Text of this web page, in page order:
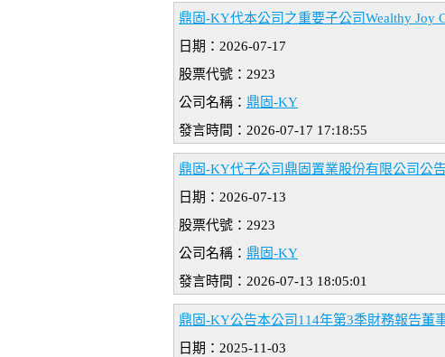
鼎固-KY代本公司之重要子公司Wealthy Joy
日期：2026-07-17
股票代號：2923
公司名稱： 鼎固-KY
發言時間：2026-07-17 17:18:55
鼎固-KY代子公司鼎固置業股份有限公司公
日期：2026-07-13
股票代號：2923
公司名稱： 鼎固-KY
發言時間：2026-07-13 18:05:01
鼎固-KY公告本公司114年第3季財務報告董
日期：2025-11-03